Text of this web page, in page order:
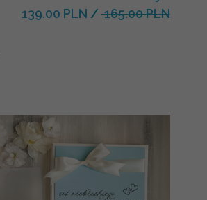
139.00 PLN / 165.00 PLN